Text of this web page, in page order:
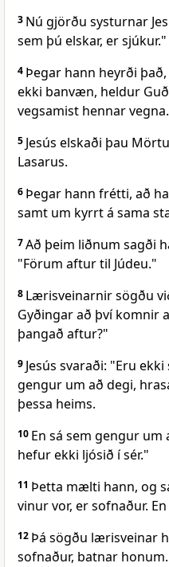
3 Nú gjörðu systurnar
sem þú elskar, er sjúkur."
4 Þegar hann heyrði
ekki banvæn, heldur
vegsamist hennar
5 Jesús elskaði þau
Lasarus.
6 Þegar hann frétti, að
samt um kyrrt á sama
7Að þeim liðnum sagði
"Förum aftur til Júdeu."
8 Lærisveinarnir sögðu
Gyðingar að því komnir
þangað aftur?"
9 Jesús svaraði: "Eru
gengur um að degi,
þessa heims.
10 En sá sem gengur
hefur ekki ljósið í sér."
11 Þetta mælti hann, og
vinur vor, er sofnaður.
12 Þá sögðu lærisveinar
sofnaður, batnar